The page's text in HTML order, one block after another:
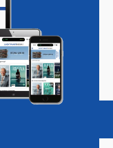
Vacatures